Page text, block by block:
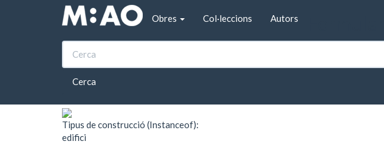
Vés al contingut
Obres
Col·leccions Autors
Cerca
Inici Can Laureà
Can Laureà
Tipus de construcció (Instanceof):
edifici